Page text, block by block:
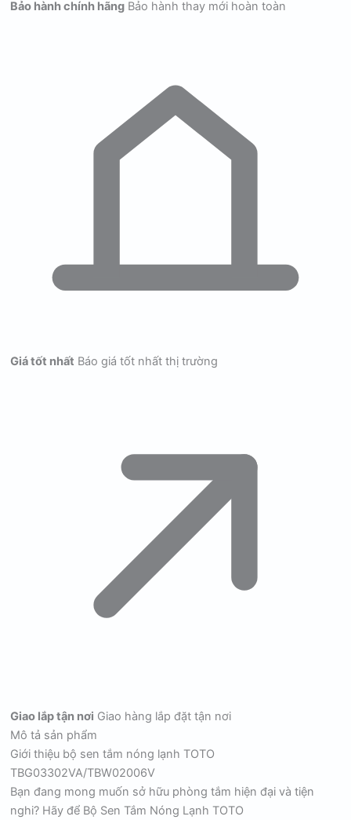
Bảo hành chính hãng Bảo hành thay mới hoàn toàn
Giá tốt nhất Báo giá tốt nhất thị trường
Giao lắp tận nơi Giao hàng lắp đặt tận nơi
Mô tả sản phẩm
Giới thiệu bộ sen tắm nóng lạnh TOTO
TBG03302VA/TBW02006V
Bạn đang mong muốn sở hữu phòng tắm hiện đại và tiện
nghi? Hãy để Bộ Sen Tắm Nóng Lạnh TOTO